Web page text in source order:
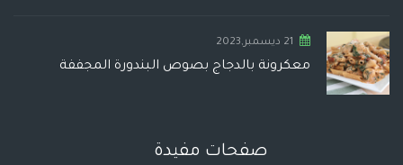
21 ديسمبر,2023
معكرونة بالدجاج بصوص البندورة المجففة
صفحات مفيدة